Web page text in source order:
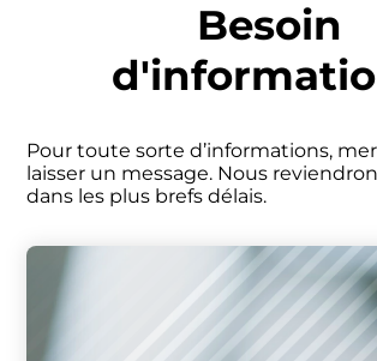
Besoin
Pour toute sorte d’informations,
laisser un message. Nous
dans les plus brefs délais.
Panneau de gestion des cookies